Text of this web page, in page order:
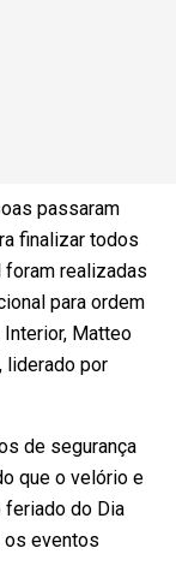
passaram
finalizar todos
realizadas
para ordem
Matteo
liderado por
de segurança
que o velório e
feriado do Dia
os eventos